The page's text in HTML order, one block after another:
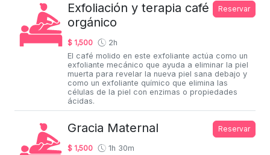
Reservar
Exfoliación y terapia café
orgánico
$ 1,500
2h
El café molido en este exfoliante actúa como un
exfoliante mecánico que ayuda a eliminar la piel
muerta para revelar la nueva piel sana debajo y
como un exfoliante químico que elimina las
células de la piel con enzimas o propiedades
ácidas.
Reservar
Gracia Maternal
$ 1,500
1h 30m